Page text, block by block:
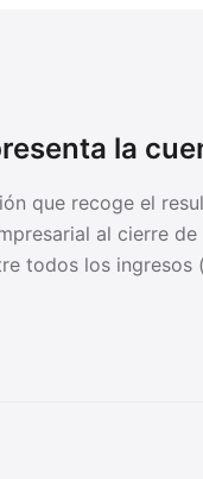
la
que recoge el
al cierre
todos los